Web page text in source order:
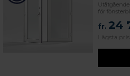
för
fr. 24
Lägsta